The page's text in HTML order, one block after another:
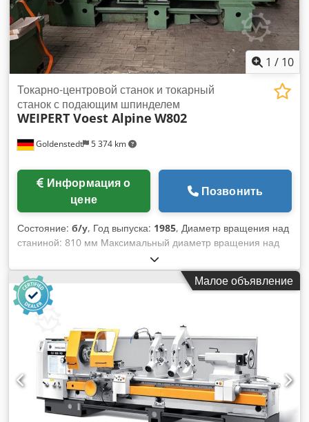
1 / 10
Goldenstedt 5 374 km
Токарно-центровой станок и токарный
станок с подающим шпинделем
WEIPERT Voest Alpine W802
цене
Позвонить
Состояние: б/у, Год выпуска: 1985, Диаметр вращения над
станиной: 810 мм Максимальный диаметр вращения над
суппортом: 560 мм Расстояние между центрами: 00 мм
Ширина станины: 480 мм Ход суппорта: 400 мм Ход
верхнего суппорта: 180 мм Сечение державки резца: 32 x
25 мм Мощность привода: 22 кВт Крутящий момент на
шпинделе: 30 Нм Головка шпинделя: размер 11, DIN 55027
Диаметр шпинделя в переднем подшипнике: 152,4 мм
Отверстие шпинделя: 106 мм Диапазон частот вращения: 9
- 1800 об/мин Количество скоростей: 24 Продольные
подачи: 0,092 - мм/об Поперечные подачи: 0,046 - мм/об
Метрические резьбы: 0,5-112 мм Дюймовые резьбы: 1/4 -
56 витков/дюйм Модульные резьбы: мм DP-резьбы: 1 - 224
питч Диаметр пиноли задней бабки: 115 мм Ход пиноли:
Малое объявление